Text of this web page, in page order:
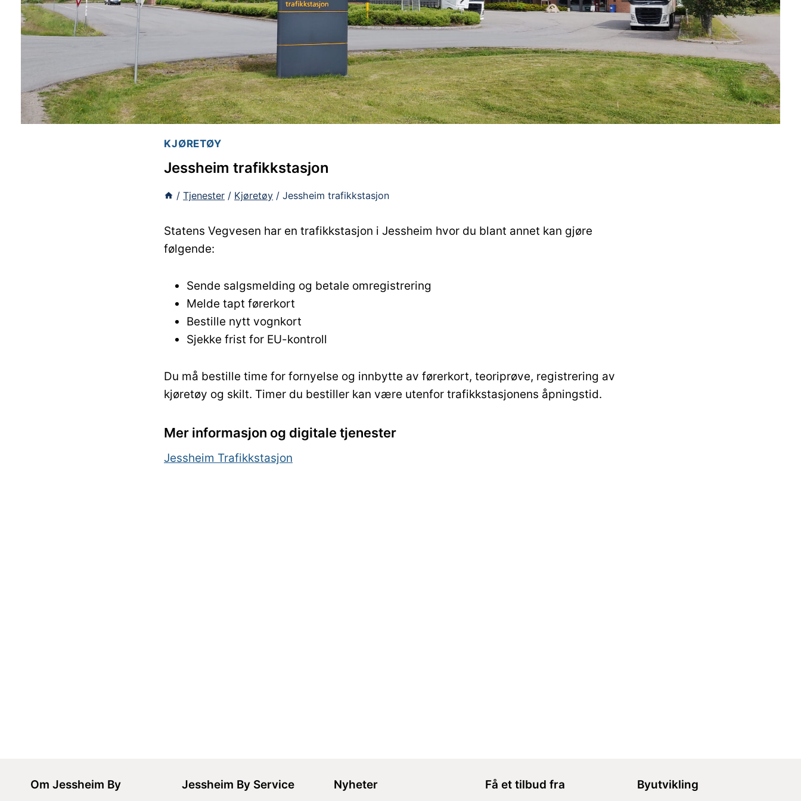
KJØRETØY
Jessheim trafikkstasjon
/ Tjenester / Kjøretøy / Jessheim trafikkstasjon
Statens Vegvesen har en trafikkstasjon i Jessheim hvor du blant annet kan gjøre
følgende:
Sende salgsmelding og betale omregistrering
Melde tapt førerkort
Bestille nytt vognkort
Sjekke frist for EU-kontroll
Du må bestille time for fornyelse og innbytte av førerkort, teoriprøve, registrering av
kjøretøy og skilt. Timer du bestiller kan være utenfor trafikkstasjonens åpningstid.
Mer informasjon og digitale tjenester
Jessheim Trafikkstasjon
Om Jessheim By Jessheim By Service Nyheter Få et tilbud fra Byutvikling